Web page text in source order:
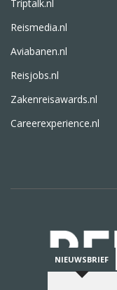
Triptalk.nl
Reismedia.nl
Aviabanen.nl
Reisjobs.nl
Zakenreisawards.nl
Careerexperience.nl
NIEUWSBRIEF